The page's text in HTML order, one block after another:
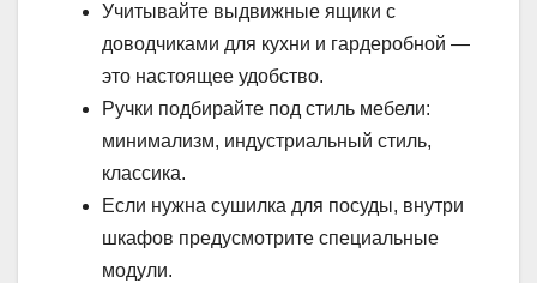
Учитывайте выдвижные ящики с
доводчиками для кухни и гардеробной —
это настоящее удобство.
Ручки подбирайте под стиль мебели:
минимализм, индустриальный стиль,
классика.
Если нужна сушилка для посуды, внутри
шкафов предусмотрите специальные
модули.